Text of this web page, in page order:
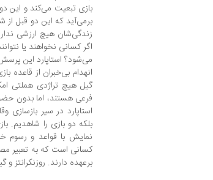
بازی تبعیت می‌کند و این
برمی‌آید که این دو قبل
زندگی‌شان هیچ ارزشی
اگر کسانی نخواهند یا
می‌شود؟ استاپارد این
انهدام بی‌خبران از
گیل هیچ تراژدی هملتی
فرعی هستند، اما بدون
استاپارد در سیر
بلکه دو بازی را شاهدیم.
نمایش با قواعد و
کسانی است که به تعبیر
برعهده دارند. روزنکرانتز